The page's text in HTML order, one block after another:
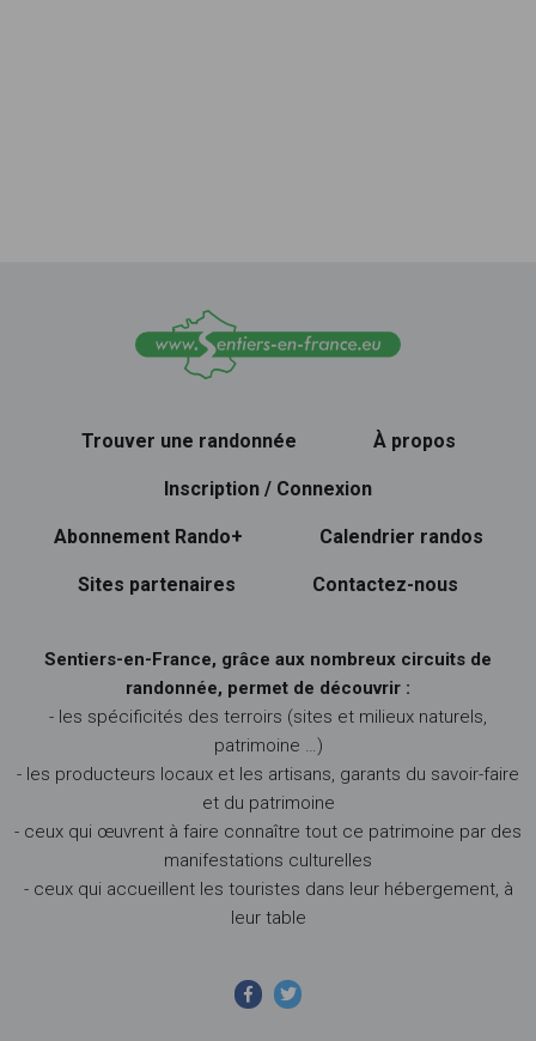
Trouver une randonnée À propos
Inscription / Connexion
Abonnement Rando+ Calendrier randos
Sites partenaires Contactez-nous
Sentiers-en-France, grâce aux nombreux circuits de
randonnée, permet de découvrir :
- les spécificités des terroirs (sites et milieux naturels,
patrimoine …)
- les producteurs locaux et les artisans, garants du savoir-faire
et du patrimoine
- ceux qui œuvrent à faire connaître tout ce patrimoine par des
manifestations culturelles
- ceux qui accueillent les touristes dans leur hébergement, à
leur table